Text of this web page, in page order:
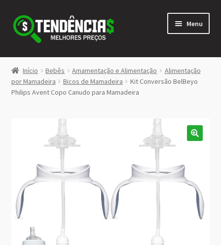
Pular
para
navegação
Pular
para
conteúdo
Menu
LOJA
<>
Início Bebês Amamentação e Alimentação
Alimentação
por Mamadeira
Bicos de Mamadeira
Kit Conversão BelBeyo
Philips Avent Copo Canudo para Mamadeira